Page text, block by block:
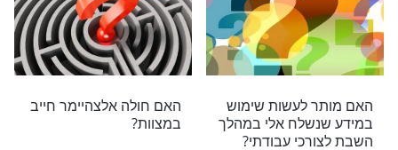
שו"ת בין דין של מעלה
תוכן בנושא שאל את הרב